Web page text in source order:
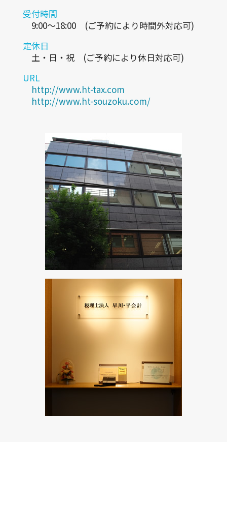
受付時間
9:00～18:00 (ご予約により時間外対応可)
定休日
土・日・祝 (ご予約により休日対応可)
URL
http://www.ht-tax.com
http://www.ht-souzoku.com/